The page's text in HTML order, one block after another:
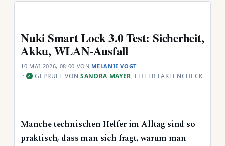
Nuki Smart Lock 3.0 Test: Sicherheit,
Akku, WLAN-Ausfall
10 MAI 2026, 08:00 VON MELANIE VOGT
· ✓ GEPRÜFT VON SANDRA MAYER, LEITER FAKTENCHECK
Manche technischen Helfer im Alltag sind so
praktisch, dass man sich fragt, warum man